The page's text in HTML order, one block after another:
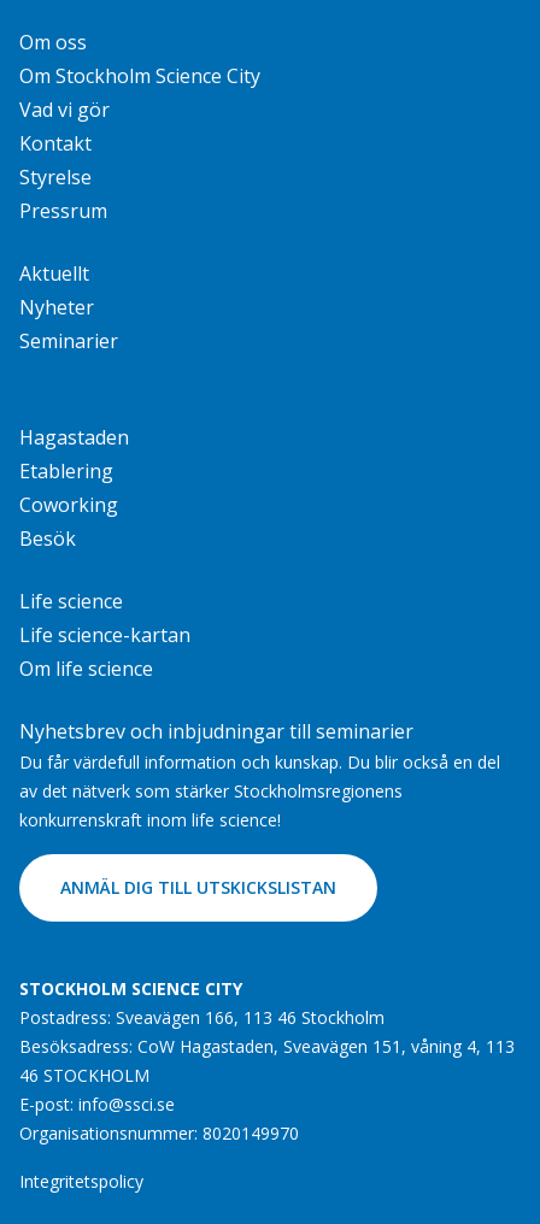
Om oss
Om Stockholm Science City
Vad vi gör
Kontakt
Styrelse
Pressrum
Aktuellt
Nyheter
Seminarier
Hagastaden
Etablering
Coworking
Besök
Life science
Life science-kartan
Om life science
Nyhetsbrev och inbjudningar till seminarier
Du får värdefull information och kunskap. Du blir också en del
av det nätverk som stärker Stockholmsregionens
konkurrenskraft inom life science!
ANMÄL DIG TILL UTSKICKSLISTAN
STOCKHOLM SCIENCE CITY
Postadress: Sveavägen 166, 113 46 Stockholm
Besöksadress: CoW Hagastaden, Sveavägen 151, våning 4, 113
46 STOCKHOLM
E-post: info@ssci.se
Organisationsnummer: 8020149970
Integritetspolicy